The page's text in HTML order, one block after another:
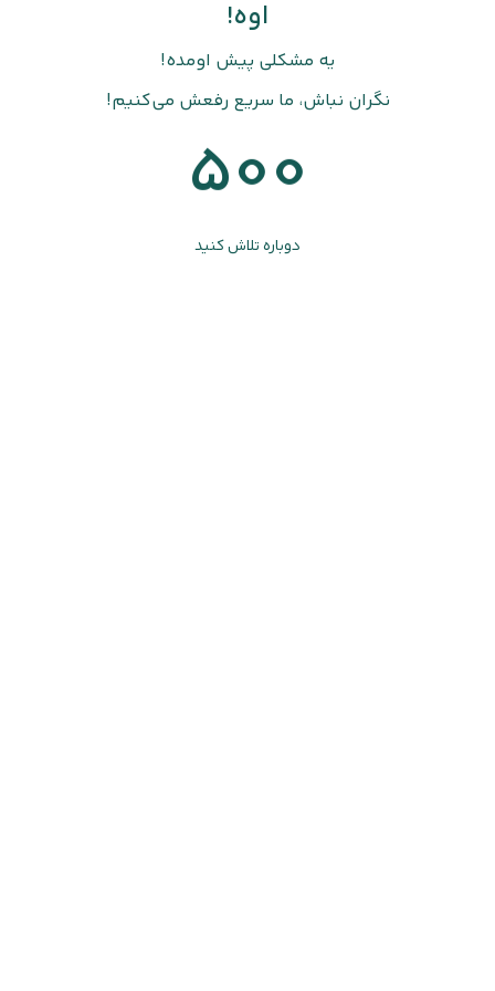
اوه!
یه مشکلی پیش اومده!
نگران نباش، ما سریع رفعش می‌کنیم!
500
دوباره تلاش کنید